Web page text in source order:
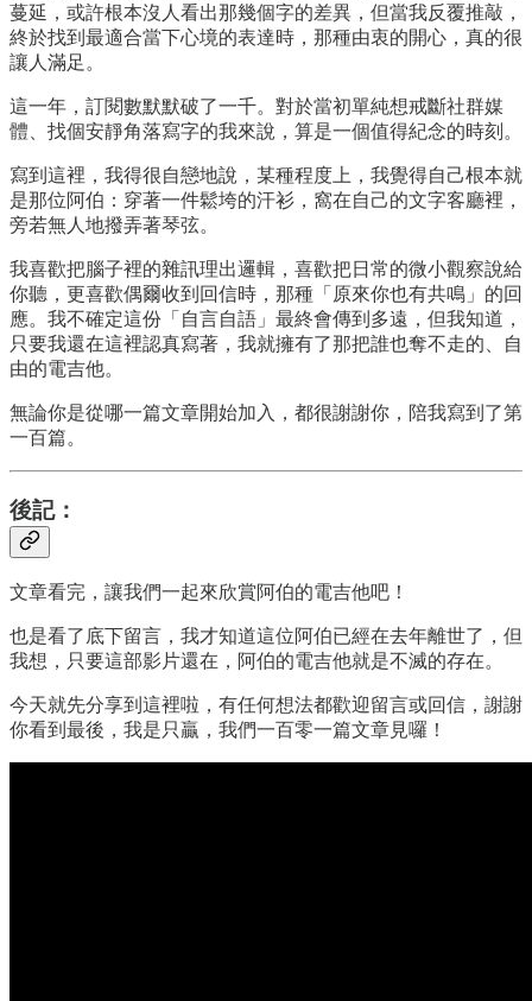
蔓延，或許根本沒人看出那幾個字的差異，但當我反覆推敲，
終於找到最適合當下心境的表達時，那種由衷的開心，真的很
讓人滿足。
這一年，訂閱數默默破了一千。對於當初單純想戒斷社群媒
體、找個安靜角落寫字的我來說，算是一個值得紀念的時刻。
寫到這裡，我得很自戀地說，某種程度上，我覺得自己根本就
是那位阿伯：穿著一件鬆垮的汗衫，窩在自己的文字客廳裡，
旁若無人地撥弄著琴弦。
我喜歡把腦子裡的雜訊理出邏輯，喜歡把日常的微小觀察說給
你聽，更喜歡偶爾收到回信時，那種「原來你也有共鳴」的回
應。我不確定這份「自言自語」最終會傳到多遠，但我知道，
只要我還在這裡認真寫著，我就擁有了那把誰也奪不走的、自
由的電吉他。
無論你是從哪一篇文章開始加入，都很謝謝你，陪我寫到了第
一百篇。
後記：
文章看完，讓我們一起來欣賞阿伯的電吉他吧！
也是看了底下留言，我才知道這位阿伯已經在去年離世了，但
我想，只要這部影片還在，阿伯的電吉他就是不滅的存在。
今天就先分享到這裡啦，有任何想法都歡迎留言或回信，謝謝
你看到最後，我是只贏，我們一百零一篇文章見囉！